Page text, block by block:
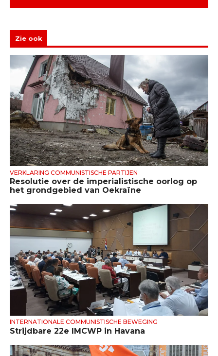
Zie ook
VERKLARING COMMUNISTISCHE PARTIJEN
Resolutie over de imperialistische oorlog op
het grondgebied van Oekraïne
INTERNATIONALE COMMUNISTISCHE BEWEGING
Strijdbare 22e IMCWP in Havana